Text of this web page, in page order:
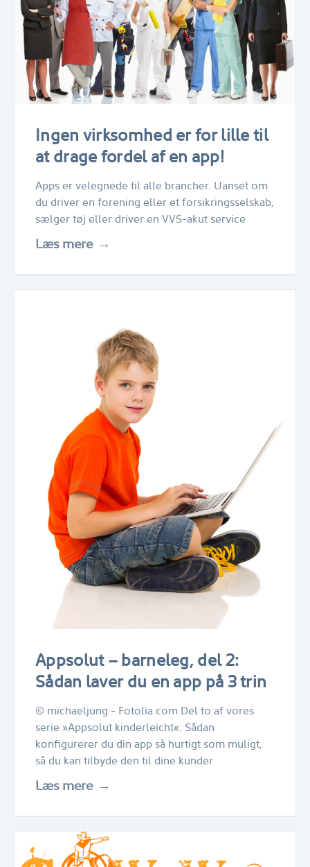
Ingen virksomhed er for lille til
at drage fordel af en app!
Apps er velegnede til alle brancher. Uanset om
du driver en forening eller et forsikringsselskab,
sælger tøj eller driver en VVS-akut service
Læs mere
Appsolut – barneleg, del 2:
Sådan laver du en app på 3 trin
© michaeljung - Fotolia.com Del to af vores
serie »Appsolut kinderleicht«: Sådan
konfigurerer du din app så hurtigt som muligt,
så du kan tilbyde den til dine kunder
Læs mere